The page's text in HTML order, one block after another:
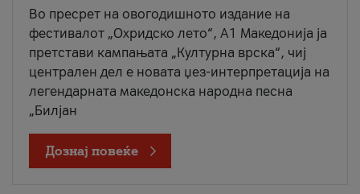
Во пресрет на овогодишното издание на
фестивалот „Охридско лето“, А1 Македонија ја
претстави кампањата „Културна врска“, чиј
централен дел е новата џез-интерпретација на
легендарната македонска народна песна
„Билјан
Дознај повеќе